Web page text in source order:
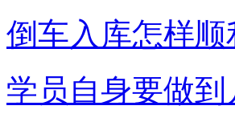
倒车入库怎样
学员自身要做